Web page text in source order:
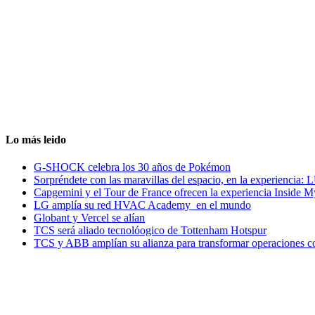
Lo más leido
G-SHOCK celebra los 30 años de Pokémon
Sorpréndete con las maravillas del espacio, en la experiencia:
Capgemini y el Tour de France ofrecen la experiencia Inside
LG amplía su red HVAC Academy en el mundo
Globant y Vercel se alían
TCS será aliado tecnolóogico de Tottenham Hotspur
TCS y ABB amplían su alianza para transformar operaciones